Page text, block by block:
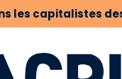
les capitalistes